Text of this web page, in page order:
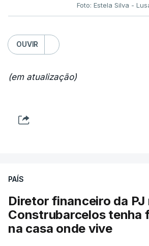
Foto: Estela Silva -
OUVIR
(em atualização)
PAÍS
Diretor financeiro da PJ
Construbarcelos tenha
na casa onde vive